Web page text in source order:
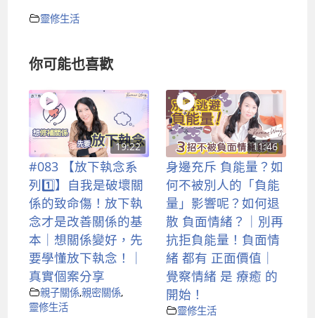
靈修生活
你可能也喜歡
19:22
#083 【放下執念系
列1️⃣】自我是破壞關
係的致命傷！放下執
念才是改善關係的基
本｜想關係變好，先
要學懂放下執念！｜
真實個案分享
親子關係,親密關係,
靈修生活
11:46
身邊充斥 負能量？如
何不被別人的「負能
量」影響呢？如何退
散 負面情緒？｜別再
抗拒負能量！負面情
緒 都有 正面價值｜
覺察情緒 是 療癒 的
開始！
靈修生活